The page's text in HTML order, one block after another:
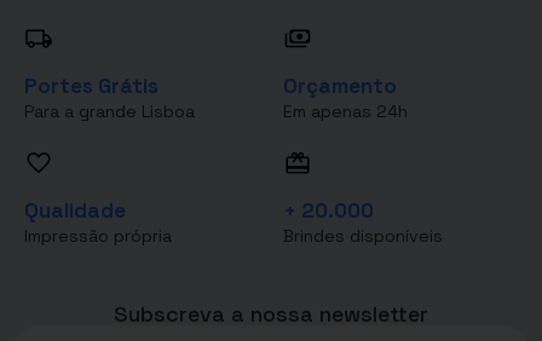
Portes Grátis
Para a grande Lisboa
Orçamento
Em apenas 24h
Qualidade
Impressão própria
+ 20.000
Brindes disponíveis
Subscreva a nossa newsletter